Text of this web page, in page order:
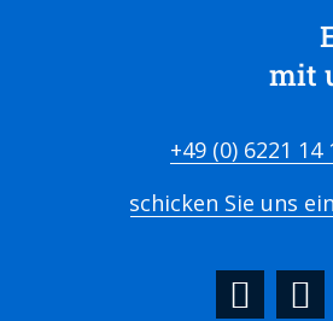
mit
+49 (0) 6221 14
schicken Sie uns